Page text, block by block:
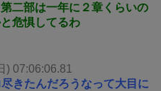
二部は一年に２章くらいの
危惧してるわ
) 07:06:06.81
きたんだろうなって大目に